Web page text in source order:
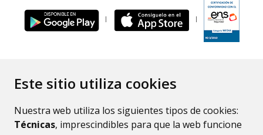
Este sitio utiliza cookies
Nuestra web utiliza los siguientes tipos de cookies:
Técnicas, imprescindibles para que la web funcione